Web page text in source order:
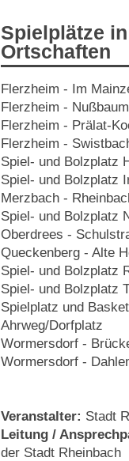
Spielplätze
Ortschaften
Flerzheim - Im
Flerzheim -
Flerzheim - Prälat-
Flerzheim -
Spiel- und Bolzplatz
Spiel- und Bolzplatz
Merzbach -
Spiel- und Bolzplatz
Oberdrees -
Queckenberg - Alte
Spiel- und Bolzplatz
Spiel- und Bolzplatz
Spielplatz und
Ahrweg/Dorfplatz
Wormersdorf -
Wormersdorf -
Veranstalter: Stadt
Leitung /
der Stadt Rheinbach